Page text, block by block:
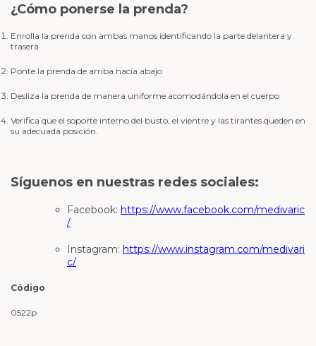
¿Cómo ponerse la prenda?
Enrolla la prenda con ambas manos identificando la parte delantera y
trasera
Ponte la prenda de arriba hacia abajo
Desliza la prenda de manera uniforme acomodándola en el cuerpo
Verifica que el soporte interno del busto, el vientre y las tirantes queden en
su adecuada posición.
Síguenos en nuestras redes sociales:
Facebook: https://www.facebook.com/medivaric
/
Instagram: https://www.instagram.com/medivari
c/
Código
0522p